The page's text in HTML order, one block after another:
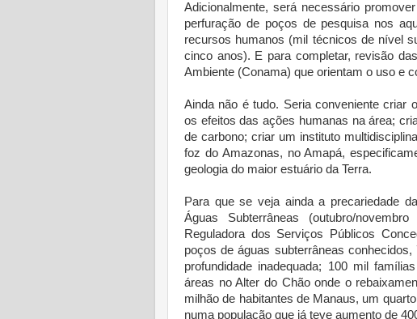
Adicionalmente, será necessário
perfuração de poços de pesquisa nos
recursos humanos (mil técnicos de nível
cinco anos). E para completar, revisão
Ambiente (Conama) que orientam o uso e
Ainda não é tudo. Seria conveniente criar
os efeitos das ações humanas na área;
de carbono; criar um instituto
foz do Amazonas, no Amapá,
geologia do maior estuário da Terra.
Para que se veja ainda a precariedade
Águas Subterrâneas (outubro/
Reguladora dos Serviços Públicos
poços de águas subterrâneas
profundidade inadequada; 100 mil
áreas no Alter do Chão onde o
milhão de habitantes de Manaus, um
numa população que já teve aumento de